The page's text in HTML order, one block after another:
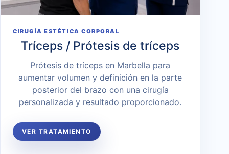
CIRUGÍA ESTÉTICA CORPORAL
Tríceps / Prótesis de tríceps
Prótesis de tríceps en Marbella para
aumentar volumen y definición en la parte
posterior del brazo con una cirugía
personalizada y resultado proporcionado.
VER TRATAMIENTO